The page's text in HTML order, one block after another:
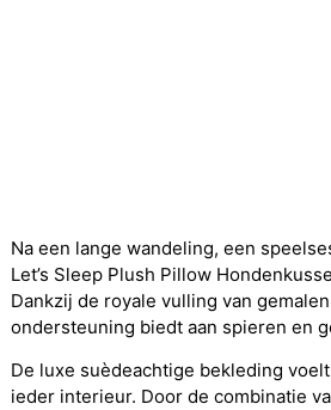
Na een lange wandeling, een
Let’s Sleep Plush Pillow
Dankzij de royale vulling van
ondersteuning biedt aan spieren en
De luxe suèdeachtige bekleding
ieder interieur. Door de combinatie